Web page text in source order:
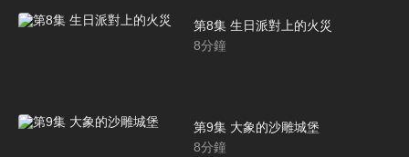
第8集 生日派對上的火災
8分鐘
第9集 大象的沙雕城堡
8分鐘